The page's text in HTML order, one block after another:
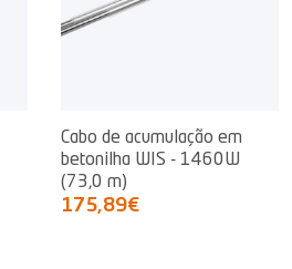
Cabo de acumulação em
betonilha WIS - 1460W
(73,0 m)
175,89€